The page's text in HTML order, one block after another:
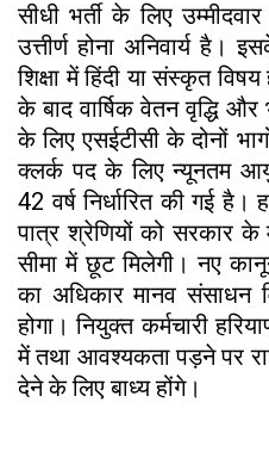
सीधी भर्ती के लिए
उत्तीर्ण होना अनिवार्य है।
शिक्षा में हिंदी या संस्कृत
के बाद वार्षिक वेतन वृद्धि और
के लिए एसईटीसी के दोनों
क्लर्क पद के लिए न्यूनतम
42 वर्ष निर्धारित की गई है।
पात्र श्रेणियों को सरकार
सीमा में छूट मिलेगी। नए
का अधिकार मानव संसाधन
होगा। नियुक्त कर्मचारी
में तथा आवश्यकता पड़ने पर
देने के लिए बाध्य होंगे।